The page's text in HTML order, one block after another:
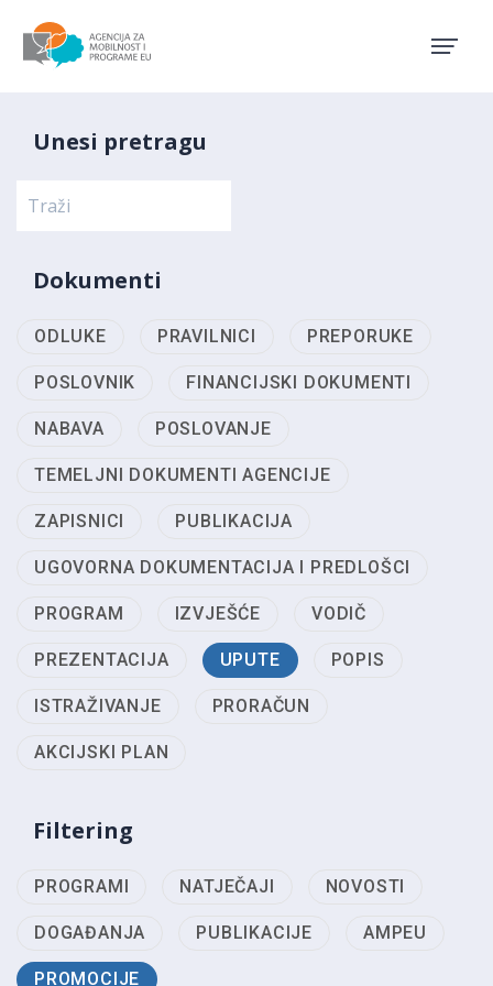
Unesi pretragu
Dokumenti
ODLUKE PRAVILNICI PREPORUKE
POSLOVNIK FINANCIJSKI DOKUMENTI
NABAVA POSLOVANJE
TEMELJNI DOKUMENTI AGENCIJE
ZAPISNICI PUBLIKACIJA
UGOVORNA DOKUMENTACIJA I PREDLOŠCI
PROGRAM IZVJEŠĆE VODIČ
PREZENTACIJA UPUTE POPIS
ISTRAŽIVANJE PRORAČUN
AKCIJSKI PLAN
Filtering
PROGRAMI NATJEČAJI NOVOSTI
DOGAĐANJA PUBLIKACIJE AMPEU
PROMOCIJE